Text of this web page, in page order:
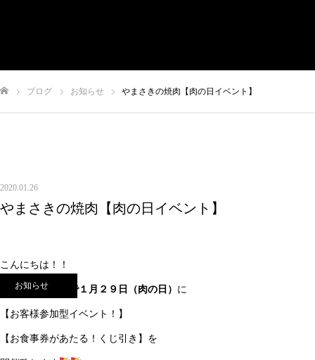
ブログ お知らせ やまさきの焼肉【肉の日イベント】
2020.01.26
やまさきの焼肉【肉の日イベント】
お知らせ
こんにちは！！
やまさきの焼肉で１月２９日（肉の日） に
【お客様参加型イベント！】
【お食事券があたる！くじ引き】を